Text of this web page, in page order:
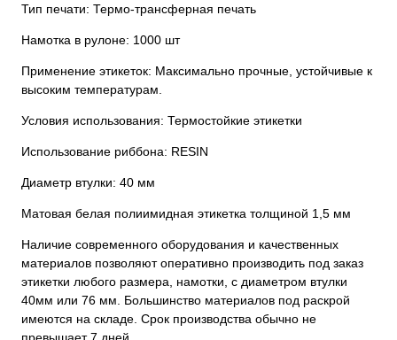
Тип печати: Термо-трансферная печать
Намотка в рулоне: 1000 шт
Применение этикеток: Максимально прочные, устойчивые к
высоким температурам.
Условия использования: Термостойкие этикетки
Использование риббона: RESIN
Диаметр втулки: 40 мм
Матовая белая полиимидная этикетка толщиной 1,5 мм
Наличие современного оборудования и качественных
материалов позволяют оперативно производить под заказ
этикетки любого размера, намотки, с диаметром втулки
40мм или 76 мм. Большинство материалов под раскрой
имеются на складе. Срок производства обычно не